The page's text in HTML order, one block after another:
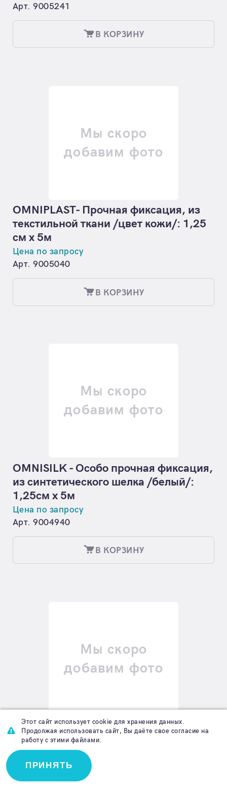
Арт. 9005241
В КОРЗИНУ
Мы скоро
добавим фото
OMNIPLAST- Прочная фиксация, из
текстильной ткани /цвет кожи/: 1,25
см х 5м
Цена по запросу
Арт. 9005040
В КОРЗИНУ
Мы скоро
добавим фото
OMNISILK - Особо прочная фиксация,
из синтетического шелка /белый/:
1,25см х 5м
Цена по запросу
Арт. 9004940
В КОРЗИНУ
Мы скоро
добавим фото
OMNISILK - Особо прочная фиксация,
из синтетического шелка /белый/:
2,5см х 5м
Цена по запросу
Арт. 9004841
Этот сайт использует cookie для хранения данных.
Продолжая использовать сайт, Вы даёте свое согласие на
работу с этими файлами.
ПРИНЯТЬ